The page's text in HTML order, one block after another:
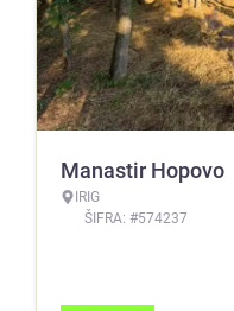
Manastir Hopovo
IRIG
ŠIFRA: #574237